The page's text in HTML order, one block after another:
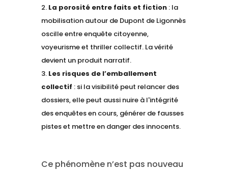
La porosité entre faits et fiction: la
mobilisation autour de Dupont de Ligonnès
oscille entre enquête citoyenne,
voyeurisme et thriller collectif. La vérité
devient un produit narratif.
Les risques de l’emballement
collectif : si la visibilité peut relancer des
dossiers, elle peut aussi nuire à l'intégrité
des enquêtes en cours, générer de fausses
pistes et mettre en danger des innocents.
Ce phénomène n’est pas nouveau